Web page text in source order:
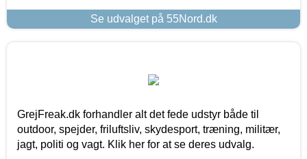
Se udvalget på 55Nord.dk
GrejFreak.dk forhandler alt det fede udstyr både til
outdoor, spejder, friluftsliv, skydesport, træning, militær,
jagt, politi og vagt. Klik her for at se deres udvalg.